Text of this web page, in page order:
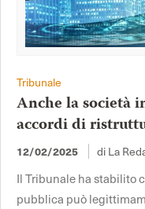
Tribunale
Anche la società
accordi di
12/02/2025 di La
Il Tribunale ha stabilito
pubblica può